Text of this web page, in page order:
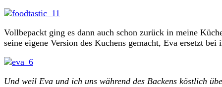
Vollbepackt ging es dann auch schon zurück in meine
seine eigene Version des Kuchens gemacht, Eva ersetzt bei
Und weil Eva und ich uns während des Backens köstlich